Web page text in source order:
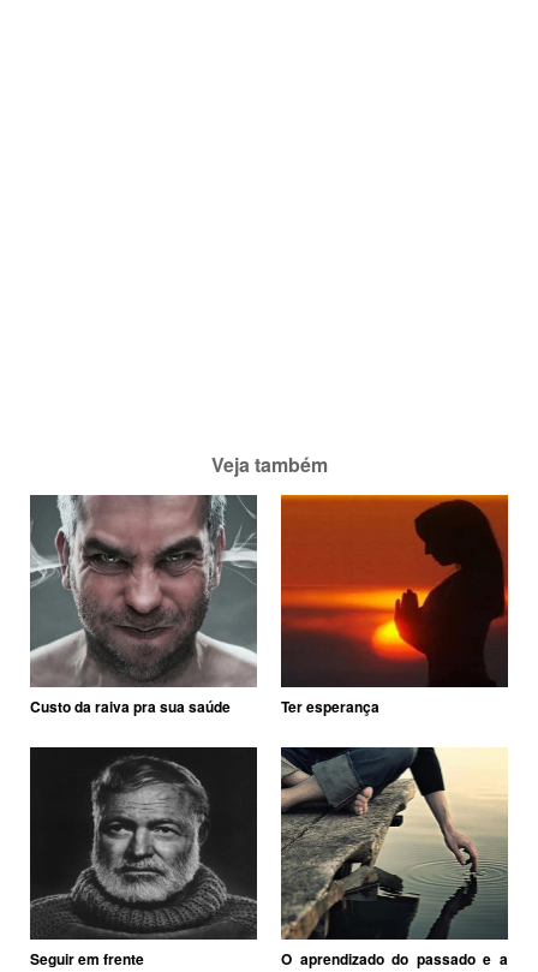
Veja também
Custo da raiva pra sua saúde Ter esperança
Seguir em frente
O aprendizado do passado e a